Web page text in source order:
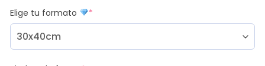
Elige tu formato *